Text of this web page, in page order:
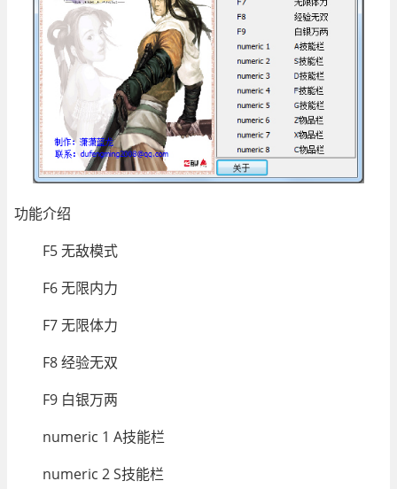
功能介绍
F5 无敌模式
F6 无限内力
F7 无限体力
F8 经验无双
F9 白银万两
numeric 1 A技能栏
numeric 2 S技能栏